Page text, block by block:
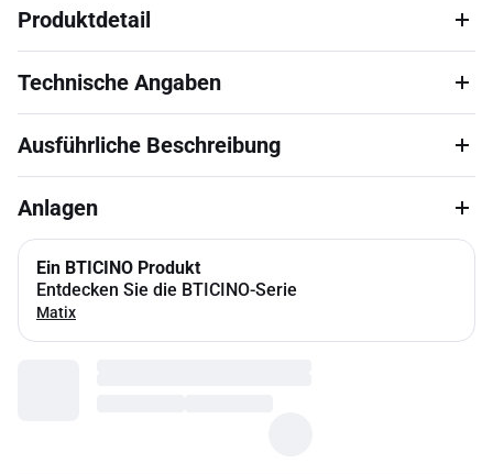
Produktdetail
Technische Angaben
Ausführliche Beschreibung
Anlagen
Ein BTICINO Produkt
Entdecken Sie die BTICINO-Serie
Matix